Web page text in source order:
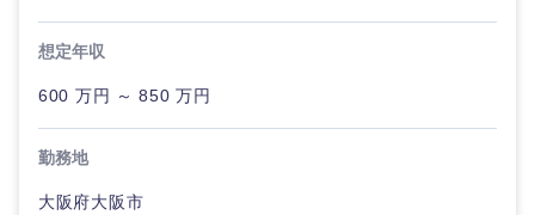
想定年収
600 万円 ～ 850 万円
勤務地
大阪府大阪市